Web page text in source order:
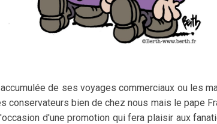
de ses voyages commerciaux ou les
conservateurs bien de chez nous mais le pape
d'une promotion qui fera plaisir aux